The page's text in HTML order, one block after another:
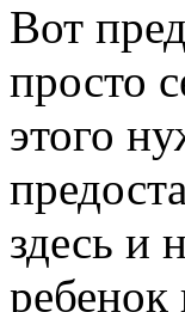
Вот
просто
этого
здесь и